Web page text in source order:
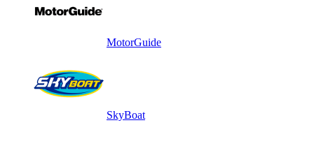
MotorGuide
SkyBoat